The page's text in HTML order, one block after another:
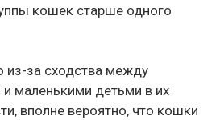
кошек старше одного
из-за сходства между
маленькими детьми в их
вполне вероятно, что кошки